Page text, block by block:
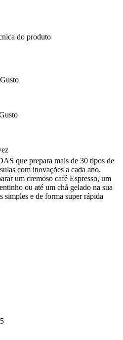
do produto
que prepara mais de 30 tipos de
com inovações a cada ano.
um cremoso café Espresso, um
ou até um chá gelado na sua
simples e de forma super rápida